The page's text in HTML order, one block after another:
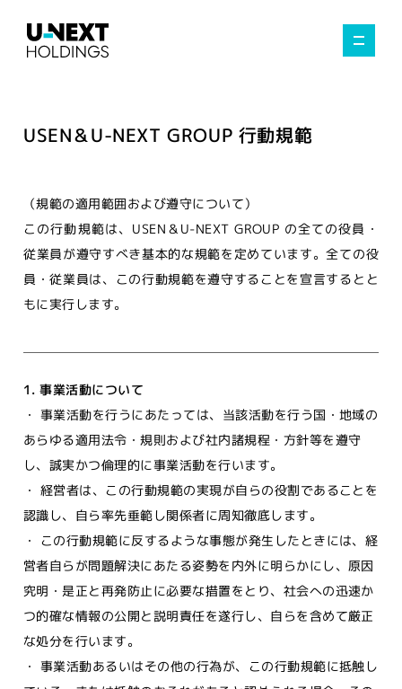
USEN＆U-NEXT GROUP 行動規範
（規範の適用範囲および遵守について）
この行動規範は、USEN＆U-NEXT GROUP の全ての役員・
従業員が遵守すべき基本的な規範を定めています。全ての役
員・従業員は、この行動規範を遵守することを宣言するとと
もに実行します。
1. 事業活動について
・ 事業活動を行うにあたっては、当該活動を行う国・地域の
あらゆる適用法令・規則および社内諸規程・方針等を遵守
し、誠実かつ倫理的に事業活動を行います。
・ 経営者は、この行動規範の実現が自らの役割であることを
認識し、自ら率先垂範し関係者に周知徹底します。
・ この行動規範に反するような事態が発生したときには、経
営者自らが問題解決にあたる姿勢を内外に明らかにし、原因
究明・是正と再発防止に必要な措置をとり、社会への迅速か
つ的確な情報の公開と説明責任を遂行し、自らを含めて厳正
な処分を行います。
・ 事業活動あるいはその他の行為が、この行動規範に抵触し